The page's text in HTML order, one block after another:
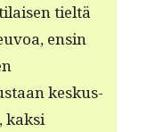
tieltä
ensin
keskus­
kak­si